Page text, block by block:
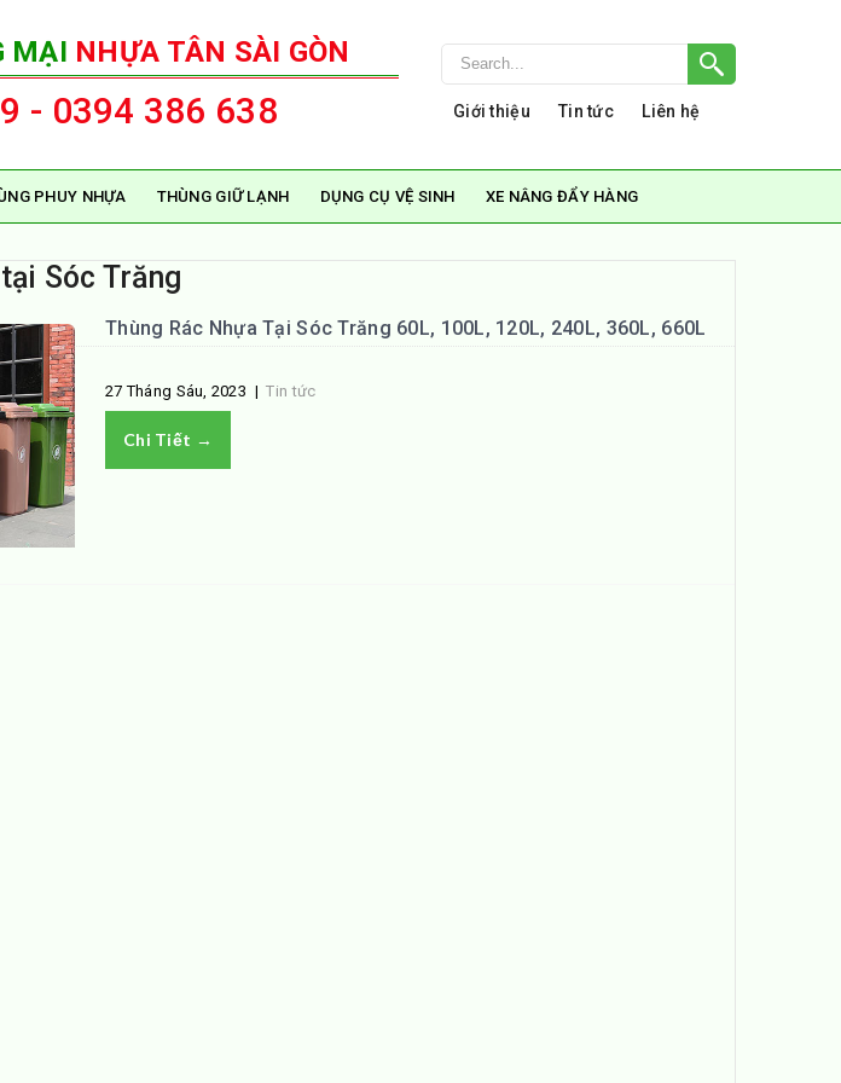
MẠI NHỰA TÂN SÀI GÒN
- 0394 386 638 Giới thiệu Tin tức Liên hệ
PHUY NHỰA THÙNG GIỮ LẠNH DỤNG CỤ VỆ SINH XE NÂNG ĐẨY HÀNG
Sóc Trăng
Thùng Rác Nhựa Tại Sóc Trăng 60L, 100L, 120L, 240L, 360L, 660L
27 Tháng Sáu, 2023 |Tin tức
Chi Tiết →